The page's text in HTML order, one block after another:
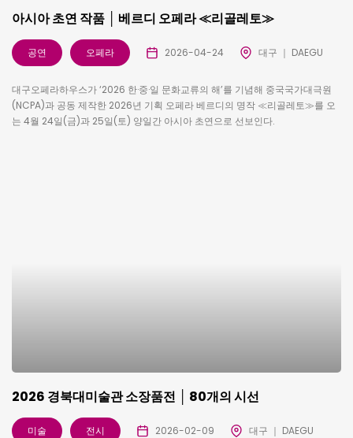
아시아 초연 작품 │ 베르디 오페라 ≪리골레토≫
공연 오페라 2026-04-24 대구 ｜ DAEGU
대구오페라하우스가 ‘2026 한·중·일 문화교류의 해’를 기념해 중국국가대극원
(NCPA)과 공동 제작한 2026년 기획 오페라 베르디의 명작 ≪리골레토≫를 오
는 4월 24일(금)과 25일(토) 양일간 아시아 초연으로 선보인다.
2026 경북대미술관 소장품전 │ 80개의 시선
미술 전시 2026-02-09 대구 ｜ DAEGU